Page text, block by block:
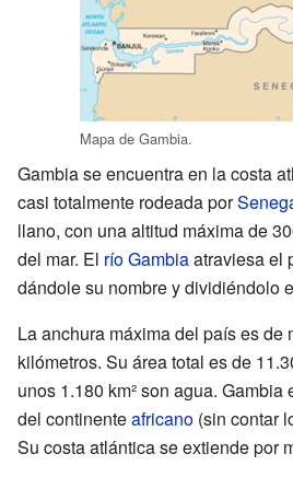
Mapa de Gambia.
Gambia se encuentra en la costa
casi totalmente rodeada por
llano, con una altitud máxima de
del mar. El río Gambiaatraviesa el
dándole su nombre y dividiéndolo
La anchura máxima del país es de
kilómetros. Su área total es de
unos 1.180 km² son agua.
del continenteafricano (sin contar
Su costa atlántica se extiende por